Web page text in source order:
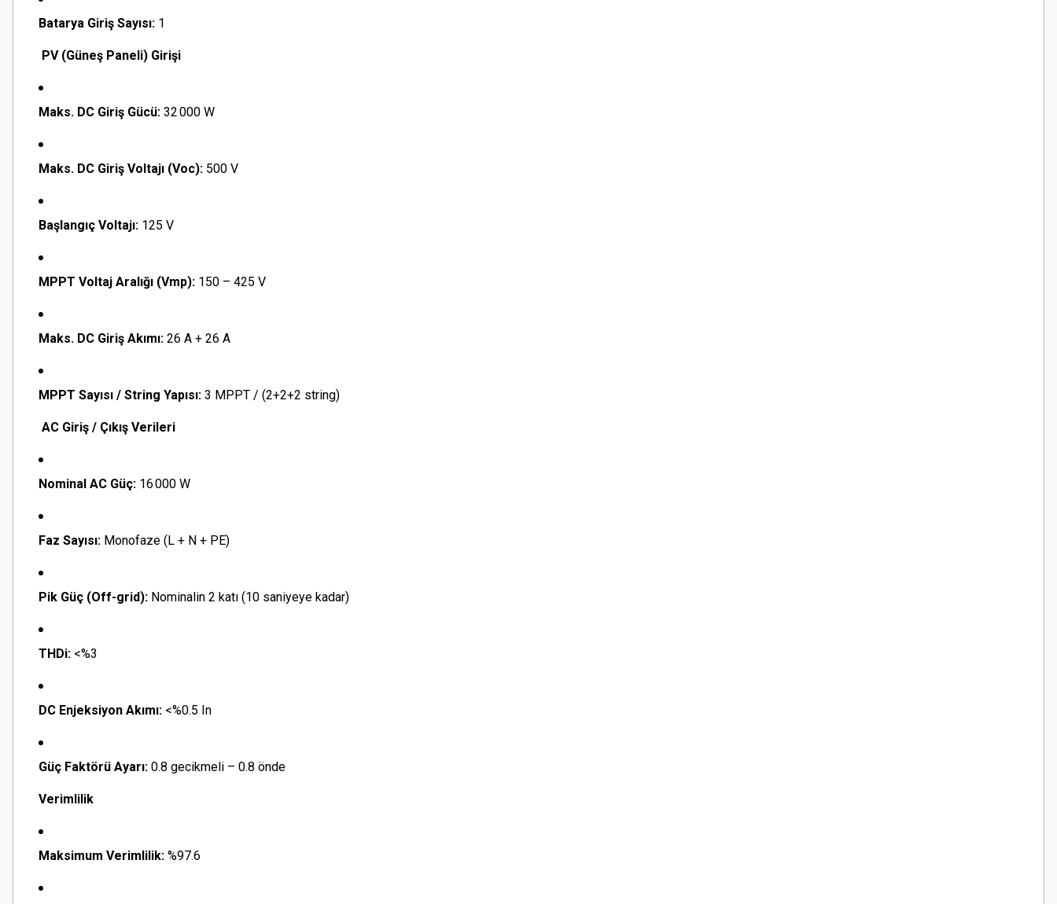
Batarya Giriş Sayısı: 1
PV (Güneş Paneli) Girişi
Maks. DC Giriş Gücü: 32 000 W
Maks. DC Giriş Voltajı (Voc): 500 V
Başlangıç Voltajı: 125 V
MPPT Voltaj Aralığı (Vmp): 150 – 425 V
Maks. DC Giriş Akımı: 26 A + 26 A
MPPT Sayısı / String Yapısı: 3 MPPT / (2+2+2 string)
AC Giriş / Çıkış Verileri
Nominal AC Güç: 16 000 W
Faz Sayısı: Monofaze (L + N + PE)
Pik Güç (Off-grid): Nominalin 2 katı (10 saniyeye kadar)
THDi: <%3
DC Enjeksiyon Akımı: <%0.5 In
Güç Faktörü Ayarı: 0.8 gecikmeli – 0.8 önde
Verimlilik
Maksimum Verimlilik: %97.6